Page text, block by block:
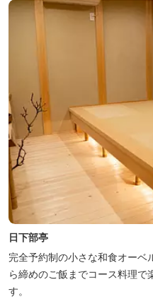
日下部亭
完全予約制の小さな和食オー
ら締めのご飯までコース料理
す。